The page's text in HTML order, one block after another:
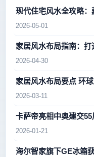
现代住宅风水全攻略
2026-05-01
家居风水布局指南：
2026-04-30
家居风水布局要点 环
2026-03-11
卡萨帝亮相中奥建交
2026-01-21
海尔智家旗下GE冰箱